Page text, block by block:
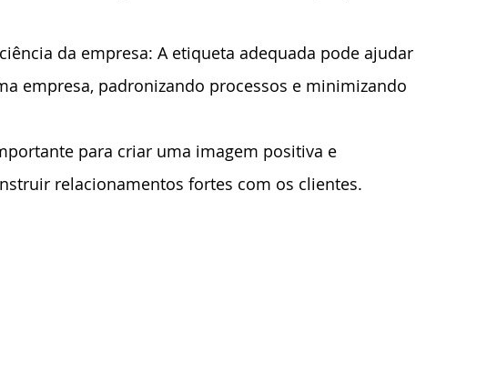
da empresa: A etiqueta adequada pode ajudar
empresa, padronizando processos e minimizando
para criar uma imagem positiva e
relacionamentos fortes com os clientes.